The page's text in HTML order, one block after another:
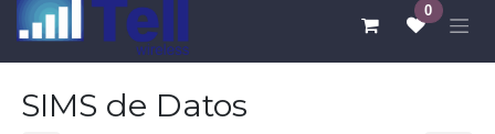
0
SIMS de Datos